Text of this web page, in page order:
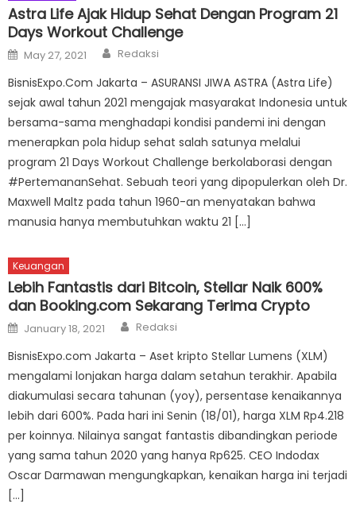
Astra Life Ajak Hidup Sehat Dengan Program 21
Days Workout Challenge
Posted
on
May 27, 2021 Author
Redaksi
BisnisExpo.Com Jakarta – ASURANSI JIWA ASTRA (Astra Life)
sejak awal tahun 2021 mengajak masyarakat Indonesia untuk
bersama-sama menghadapi kondisi pandemi ini dengan
menerapkan pola hidup sehat salah satunya melalui
program 21 Days Workout Challenge berkolaborasi dengan
#PertemananSehat. Sebuah teori yang dipopulerkan oleh Dr.
Maxwell Maltz pada tahun 1960-an menyatakan bahwa
manusia hanya membutuhkan waktu 21 […]
Keuangan
Lebih Fantastis dari Bitcoin, Stellar Naik 600%
dan Booking.com Sekarang Terima Crypto
Posted
on
January 18, 2021 Author
Redaksi
BisnisExpo.com Jakarta – Aset kripto Stellar Lumens (XLM)
mengalami lonjakan harga dalam setahun terakhir. Apabila
diakumulasi secara tahunan (yoy), persentase kenaikannya
lebih dari 600%. Pada hari ini Senin (18/01), harga XLM Rp4.218
per koinnya. Nilainya sangat fantastis dibandingkan periode
yang sama tahun 2020 yang hanya Rp625. CEO Indodax
Oscar Darmawan mengungkapkan, kenaikan harga ini terjadi
[…]